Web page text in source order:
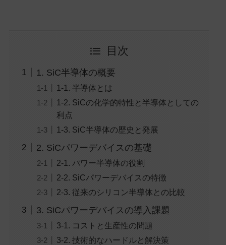
目次
1. SiC半導体の概要
1-1. 半導体とは
1-2. SiCの化学的特性と半導体としての
利点
1-3. SiC半導体の歴史と発展
2. SiCパワーデバイスの基礎
2-1. パワー半導体の役割
2-2. SiCパワーデバイスの特徴
2-3. 従来のシリコン半導体との比較
3. SiCパワーデバイスの導入課題
3-1. コストと生産性の問題
3-2. 技術的なハードルと解決策